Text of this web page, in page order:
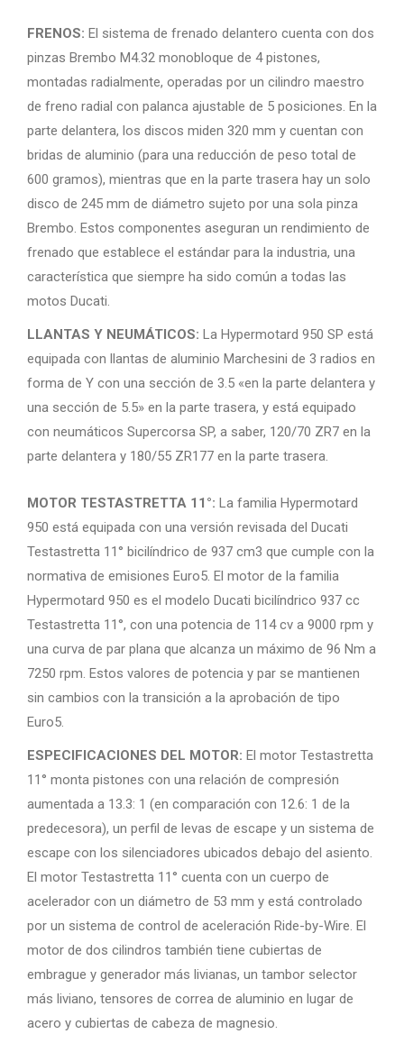
FRENOS: El sistema de frenado delantero cuenta con dos
pinzas Brembo M4.32 monobloque de 4 pistones,
montadas radialmente, operadas por un cilindro maestro
de freno radial con palanca ajustable de 5 posiciones. En la
parte delantera, los discos miden 320 mm y cuentan con
bridas de aluminio (para una reducción de peso total de
600 gramos), mientras que en la parte trasera hay un solo
disco de 245 mm de diámetro sujeto por una sola pinza
Brembo. Estos componentes aseguran un rendimiento de
frenado que establece el estándar para la industria, una
característica que siempre ha sido común a todas las
motos Ducati.
LLANTAS Y NEUMÁTICOS: La Hypermotard 950 SP está
equipada con llantas de aluminio Marchesini de 3 radios en
forma de Y con una sección de 3.5 «en la parte delantera y
una sección de 5.5» en la parte trasera, y está equipado
con neumáticos Supercorsa SP, a saber, 120/70 ZR7 en la
parte delantera y 180/55 ZR177 en la parte trasera.
MOTOR TESTASTRETTA 11°: La familia Hypermotard
950 está equipada con una versión revisada del Ducati
Testastretta 11° bicilíndrico de 937 cm3 que cumple con la
normativa de emisiones Euro5. El motor de la familia
Hypermotard 950 es el modelo Ducati bicilíndrico 937 cc
Testastretta 11°, con una potencia de 114 cv a 9000 rpm y
una curva de par plana que alcanza un máximo de 96 Nm a
7250 rpm. Estos valores de potencia y par se mantienen
sin cambios con la transición a la aprobación de tipo
Euro5.
ESPECIFICACIONES DEL MOTOR: El motor Testastretta
11° monta pistones con una relación de compresión
aumentada a 13.3: 1 (en comparación con 12.6: 1 de la
predecesora), un perfil de levas de escape y un sistema de
escape con los silenciadores ubicados debajo del asiento.
El motor Testastretta 11° cuenta con un cuerpo de
acelerador con un diámetro de 53 mm y está controlado
por un sistema de control de aceleración Ride-by-Wire. El
motor de dos cilindros también tiene cubiertas de
embrague y generador más livianas, un tambor selector
más liviano, tensores de correa de aluminio en lugar de
acero y cubiertas de cabeza de magnesio.